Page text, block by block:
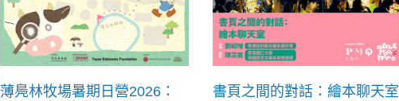
薄鳧林牧場暑期日營2026： 書頁之間的對話：繪本聊天室